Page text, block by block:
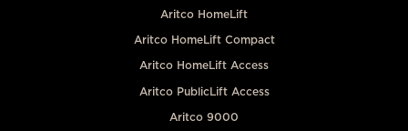
Aritco HomeLift
Aritco HomeLift Compact
Aritco HomeLift Access
Aritco PublicLift Access
Aritco 9000